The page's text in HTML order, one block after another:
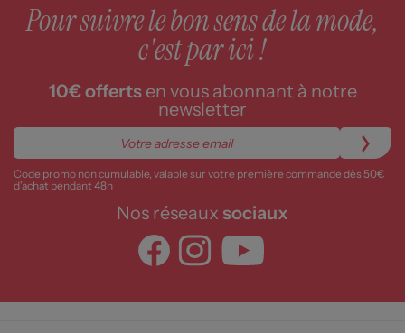
Pour suivre le bon sens de la mode,
c'est par ici !
10€ offertsen vous abonnant à notre
newsletter
Code promo non cumulable, valable sur votre première commande dès 50€
d’achat pendant 48h
Nos réseaux sociaux